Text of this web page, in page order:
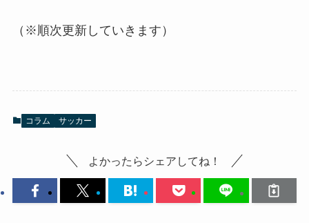
（※順次更新していきます）
コラム サッカー
よかったらシェアしてね！